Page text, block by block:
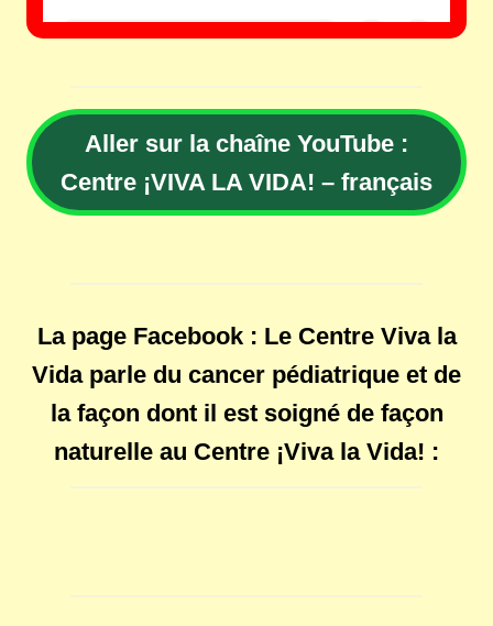
Aller sur la chaîne YouTube :
Centre ¡VIVA LA VIDA! – français
La page Facebook : Le Centre Viva la
Vida parle du cancer pédiatrique et de
la façon dont il est soigné de façon
naturelle au Centre ¡Viva la Vida! :